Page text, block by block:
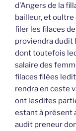
d’Angers de la
bailleur, et
filer les filaces
proviendra dudit
dont toutefois
salaire des
filaces filées
rendra en ceste
ont lesdites
estant à présent
audit preneur